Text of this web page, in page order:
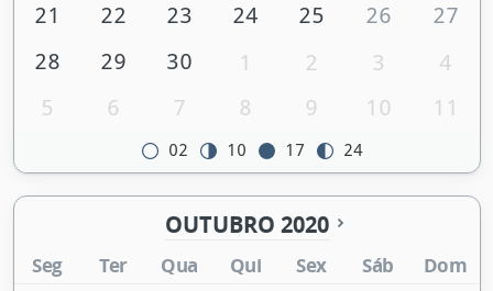
21
22 23 24 25 26
27
28
29 30 1 2 3
4
5
6 7 8 9 10 11
02 10 17 24
OUTUBRO 2020
Seg Ter Qua Qui Sex Sáb Dom